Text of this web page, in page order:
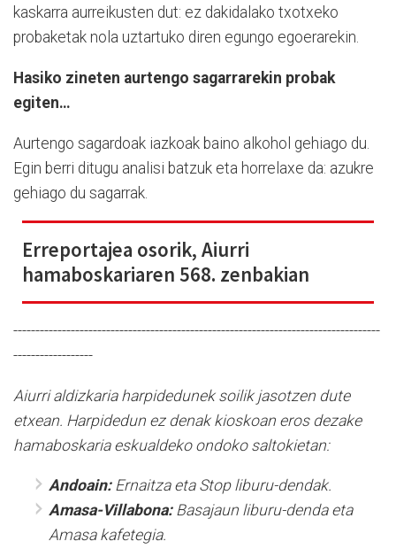
kaskarra aurreikusten dut: ez dakidalako txotxeko
probaketak nola uztartuko diren egungo egoerarekin.
Hasiko zineten aurtengo sagarrarekin probak
egiten…
Aurtengo sagardoak iazkoak baino alkohol gehiago du.
Egin berri ditugu analisi batzuk eta horrelaxe da: azukre
gehiago du sagarrak.
Erreportajea osorik, Aiurri
hamaboskariaren 568. zenbakian
-----------------------------------------------------------------------------------
------------------
Aiurri aldizkaria harpidedunek soilik jasotzen dute
etxean. Harpidedun ez denak kioskoan eros dezake
hamaboskaria eskualdeko ondoko saltokietan:
Andoain: Ernaitza eta Stop liburu-dendak.
Amasa-Villabona:Basajaun liburu-denda eta
Amasa kafetegia.